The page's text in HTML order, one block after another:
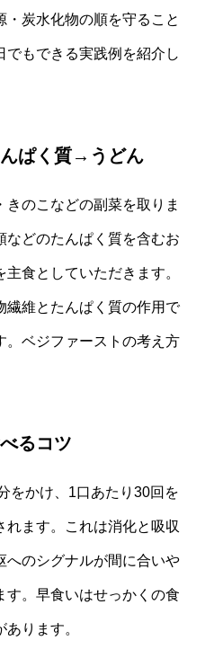
炭水化物の順を守ること
でもできる実践例を紹介し
ぱく質→うどん
きのこなどの副菜を取りま
などのたんぱく質を含むお
食としていただきます。
繊維とたんぱく質の作用で
。ベジファーストの考え方
るコツ
をかけ、1口あたり30回を
れます。これは消化と吸収
へのシグナルが間に合いや
す。早食いはせっかくの食
ります。